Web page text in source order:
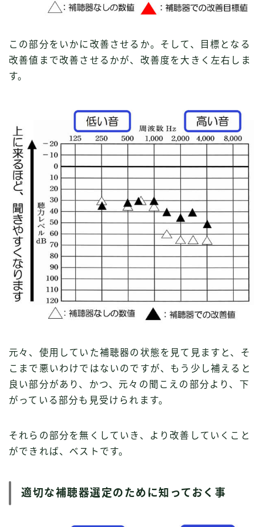
この部分をいかに改善させるか。そして、目標となる
改善値まで改善させるかが、改善度を大きく左右しま
す。
元々、使用していた補聴器の状態を見て見ますと、そ
こまで悪いわけではないのですが、もう少し補えると
良い部分があり、かつ、元々の聞こえの部分より、下
がっている部分も見受けられます。
それらの部分を無くしていき、より改善していくこと
ができれば、ベストです。
適切な補聴器選定のために知っておく事